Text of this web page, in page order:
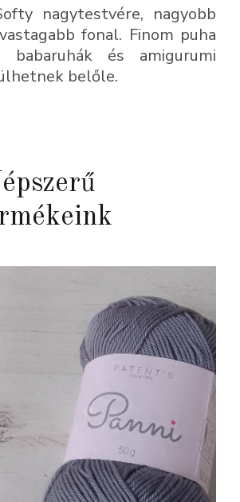
nagytestvére, nagyobb
fonal. Finom puha
babaruhák és amigurumi
belőle.